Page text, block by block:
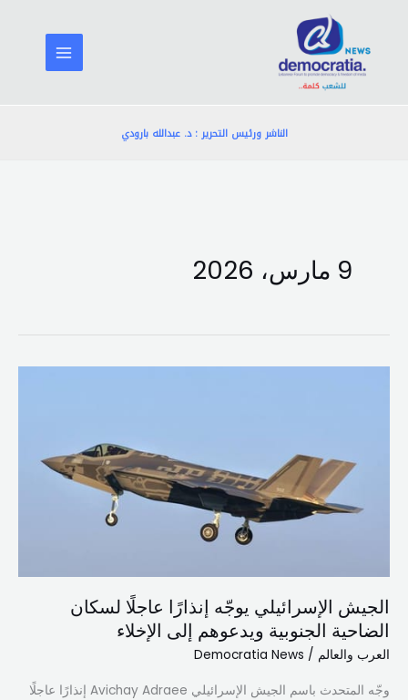
المحتوى
الناشر ورئيس التحرير : د. عبدالله بارودي
9 مارس، 2026
الجيش الإسرائيلي يوجّه إنذارًا عاجلًا لسكان
الضاحية الجنوبية ويدعوهم إلى الإخلاء
العرب والعالم /
Democratia News
وجّه المتحدث باسم الجيش الإسرائيلي Avichay Adraee إنذارًا عاجلًا
الضاحية
إلى
الإخلاء